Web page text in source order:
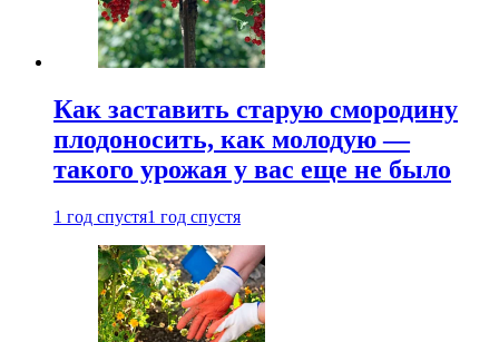
Как заставить старую смородину
плодоносить, как молодую —
такого урожая у вас еще не было
1 год спустя1 год спустя